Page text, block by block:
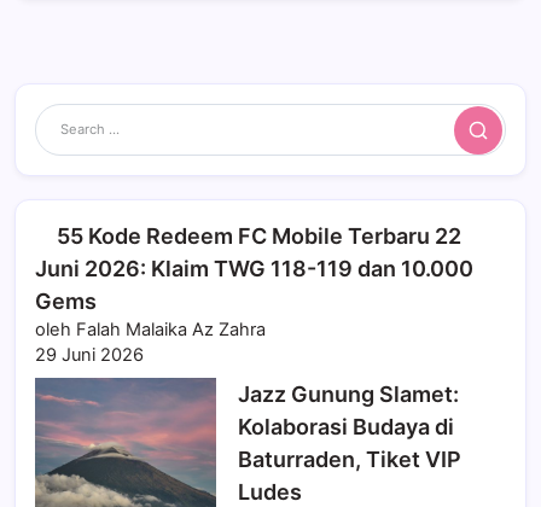
Search
55 Kode Redeem FC Mobile Terbaru 22
Juni 2026: Klaim TWG 118-119 dan 10.000
Gems
oleh Falah Malaika Az Zahra
29 Juni 2026
Jazz Gunung Slamet:
Kolaborasi Budaya di
Baturraden, Tiket VIP
Ludes